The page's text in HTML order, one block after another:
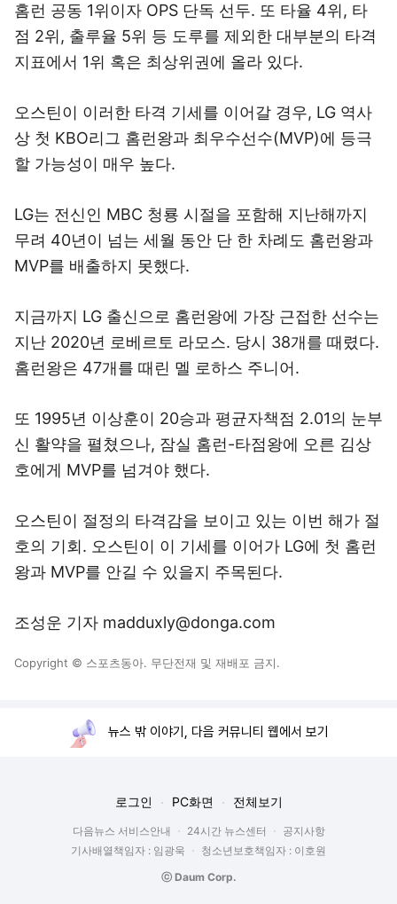
홈런 공동 1위이자 OPS 단독 선두. 또 타율 4위, 타
점 2위, 출루율 5위 등 도루를 제외한 대부분의 타격
지표에서 1위 혹은 최상위권에 올라 있다.
오스틴이 이러한 타격 기세를 이어갈 경우, LG 역사
상 첫 KBO리그 홈런왕과 최우수선수(MVP)에 등극
할 가능성이 매우 높다.
LG는 전신인 MBC 청룡 시절을 포함해 지난해까지
무려 40년이 넘는 세월 동안 단 한 차례도 홈런왕과
MVP를 배출하지 못했다.
지금까지 LG 출신으로 홈런왕에 가장 근접한 선수는
지난 2020년 로베르토 라모스. 당시 38개를 때렸다.
홈런왕은 47개를 때린 멜 로하스 주니어.
또 1995년 이상훈이 20승과 평균자책점 2.01의 눈부
신 활약을 펼쳤으나, 잠실 홈런-타점왕에 오른 김상
호에게 MVP를 넘겨야 했다.
오스틴이 절정의 타격감을 보이고 있는 이번 해가 절
호의 기회. 오스틴이 이 기세를 이어가 LG에 첫 홈런
왕과 MVP를 안길 수 있을지 주목된다.
조성운 기자 madduxly@donga.com
Copyright © 스포츠동아. 무단전재 및 재배포 금지.
뉴스 밖 이야기, 다음 커뮤니티 웹에서 보기
로그인 PC화면 전체보기
다음뉴스 서비스안내 24시간 뉴스센터
공지사항
기사배열책임자 : 임광욱
청소년보호책임자 : 이호원
ⓒ Daum Corp.